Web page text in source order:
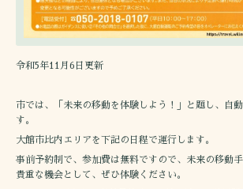
令和5年11月6日更新
市では、「未来の移動を体験しよう！」と題し、自
す。
大館市比内エリアを下記の日程で運行します。
事前予約制で、参加費は無料ですので、未来の移動
貴重な機会として、ぜひ体験ください。